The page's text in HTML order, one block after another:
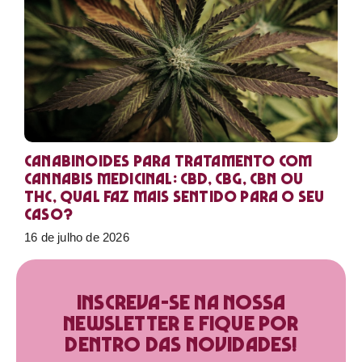
Canabinoides para tratamento com
cannabis medicinal: CBD, CBG, CBN ou
THC, qual faz mais sentido para o seu
caso?
16 de julho de 2026
Inscreva-se na nossa
newsletter e fique por
dentro das novidades!​